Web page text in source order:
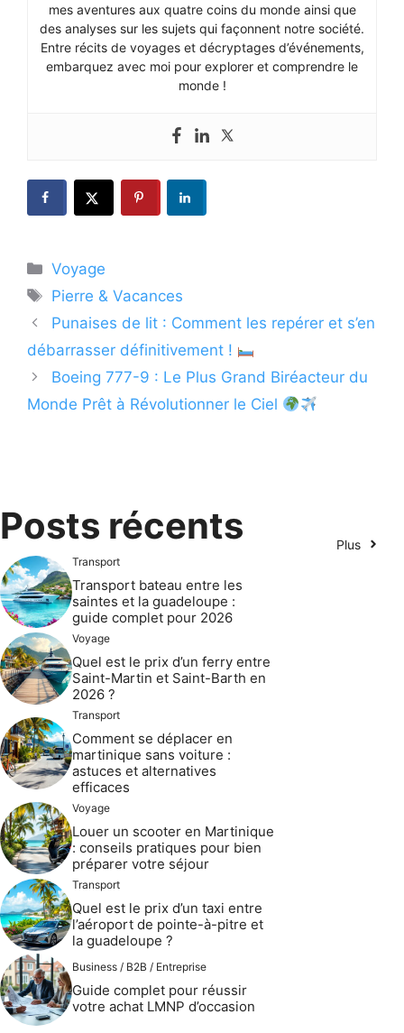
mes aventures aux quatre coins du monde ainsi que
des analyses sur les sujets qui façonnent notre société.
Entre récits de voyages et décryptages d’événements,
embarquez avec moi pour explorer et comprendre le
monde !
Catégories
Voyage
Étiquettes
Pierre & Vacances
Punaises de lit : Comment les repérer et s’en
débarrasser définitivement !
Boeing 777-9 : Le Plus Grand Biréacteur du
Monde Prêt à Révolutionner le Ciel
Posts récents Plus
Transport
Transport bateau entre les
saintes et la guadeloupe :
guide complet pour 2026
Voyage
Quel est le prix d’un ferry entre
Saint-Martin et Saint-Barth en
2026 ?
Transport
Comment se déplacer en
martinique sans voiture :
astuces et alternatives
efficaces
Voyage
Louer un scooter en Martinique
: conseils pratiques pour bien
préparer votre séjour
Transport
Quel est le prix d’un taxi entre
l’aéroport de pointe-à-pitre et
la guadeloupe ?
Business / B2B / Entreprise
Guide complet pour réussir
votre achat LMNP d’occasion